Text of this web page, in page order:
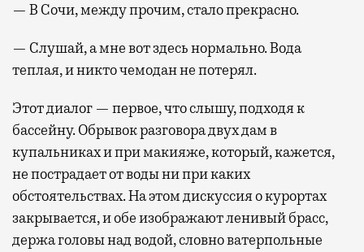
— В Сочи, между прочим, стало прекрасно.
— Слушай, а мне вот здесь нормально. Вода
теплая, и никто чемодан не потерял.
Этот диалог — первое, что слышу, подходя к
бассейну. Обрывок разговора двух дам в
купальниках и при макияже, который, кажется,
не пострадает от воды ни при каких
обстоятельствах. На этом дискуссия о курортах
закрывается, и обе изображают ленивый брасс,
держа головы над водой, словно ватерпольные